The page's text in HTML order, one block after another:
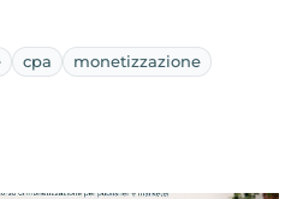
cpa monetizzazione